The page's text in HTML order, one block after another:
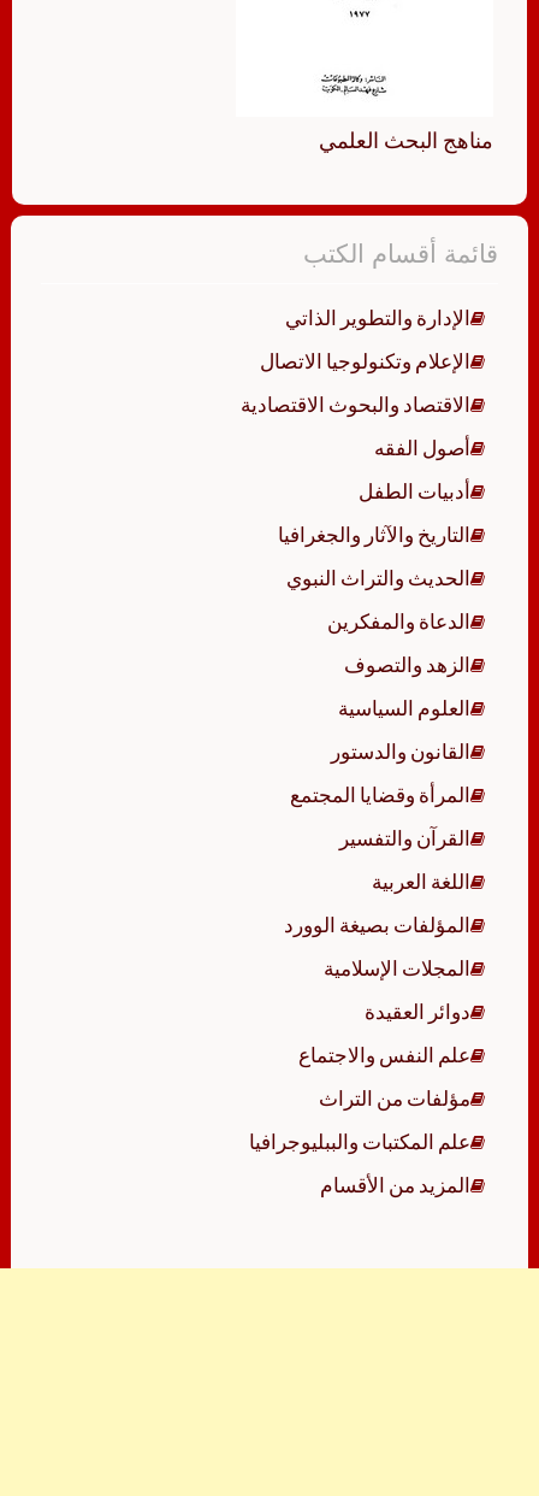
مناهج البحث العلمي
قائمة أقسام الكتب
الإدارة والتطوير الذاتي
الإعلام وتكنولوجيا الاتصال
الاقتصاد والبحوث الاقتصادية
أصول الفقه
أدبيات الطفل
التاريخ والآثار والجغرافيا
الحديث والتراث النبوي
الدعاة والمفكرين
الزهد والتصوف
العلوم السياسية
القانون والدستور
المرأة وقضايا المجتمع
القرآن والتفسير
اللغة العربية
المؤلفات بصيغة الوورد
المجلات الإسلامية
دوائر العقيدة
علم النفس والاجتماع
مؤلفات من التراث
علم المكتبات والببليوجرافيا
المزيد من الأقسام